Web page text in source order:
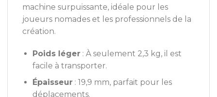
machine surpuissante, idéale pour les
joueurs nomades et les professionnels de la
création.
Poids léger: À seulement 2,3 kg, il est
facile à transporter.
Épaisseur: 19,9 mm, parfait pour les
déplacements.